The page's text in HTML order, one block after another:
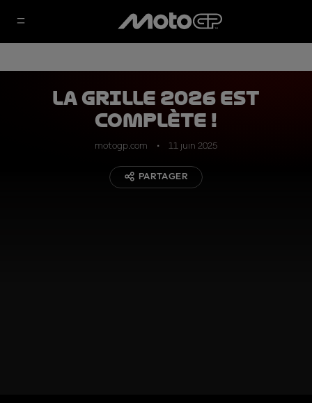
La grille 2026 est
complète !
motogp.com 11 juin 2025
PARTAGER